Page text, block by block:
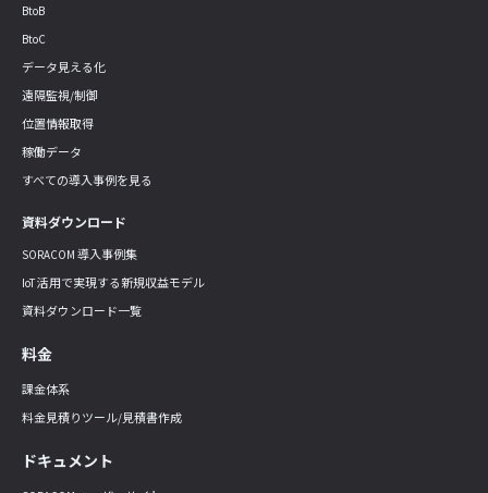
BtoB
BtoC
データ見える化
遠隔監視/制御
位置情報取得
稼働データ
すべての導入事例を見る
資料ダウンロード
SORACOM 導入事例集
IoT 活用で実現する新規収益モデル
資料ダウンロード一覧
料金
課金体系
料金見積りツール/見積書作成
ドキュメント